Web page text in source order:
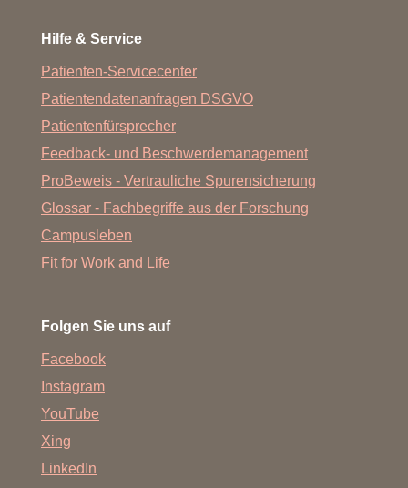
Hilfe & Service
Patienten-Servicecenter
Patientendatenanfragen DSGVO
Patientenfürsprecher
Feedback- und Beschwerdemanagement
ProBeweis - Vertrauliche Spurensicherung
Glossar - Fachbegriffe aus der Forschung
Campusleben
Fit for Work and Life
Folgen Sie uns auf
Facebook
Instagram
YouTube
Xing
LinkedIn